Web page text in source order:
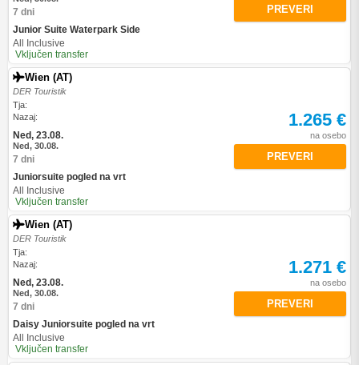
7 dni
Junior Suite Waterpark Side
All Inclusive
Vključen transfer
PREVERI
Wien (AT)
DER Touristik
Tja:
Nazaj:
Ned, 23.08.
Ned, 30.08.
7 dni
Juniorsuite pogled na vrt
All Inclusive
Vključen transfer
1.265 €
na osebo
PREVERI
Wien (AT)
DER Touristik
Tja:
Nazaj:
Ned, 23.08.
Ned, 30.08.
7 dni
Daisy Juniorsuite pogled na vrt
All Inclusive
Vključen transfer
1.271 €
na osebo
PREVERI